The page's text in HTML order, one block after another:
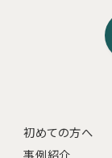
初めての方へ